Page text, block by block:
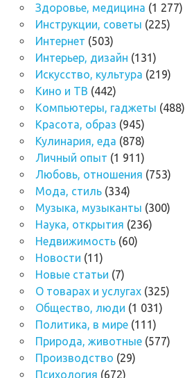
Здоровье, медицина (1 277)
Инструкции, советы (225)
Интернет (503)
Интерьер, дизайн (131)
Искусство, культура (219)
Кино и ТВ (442)
Компьютеры, гаджеты (488)
Красота, образ (945)
Кулинария, еда (878)
Личный опыт (1 911)
Любовь, отношения (753)
Мода, стиль(334)
Музыка, музыканты (300)
Наука, открытия (236)
Недвижимость(60)
Новости (11)
Новые статьи (7)
О товарах и услугах(325)
Общество, люди (1 031)
Политика, в мире(111)
Природа, животные(577)
Производство (29)
Психология (672)